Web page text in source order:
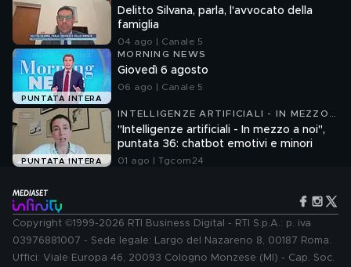
Delitto Silvana, parla, l'avvocato della
famiglia
04 ago | Canale 5
PUNTATA INTERA
MORNING NEWS
Giovedì 6 agosto
06 ago | Canale 5
PUNTATA INTERA
INTELLIGENZE ARTIFICIALI - IN MEZZO
A NOI
"Intelligenze artificiali - In mezzo a noi",
puntata 36: chatbot emotivi e minori
01 ago | Tgcom24
Copyright ©1999-2026 RTI Business Digital - RTI S.p.A.: p. iva
03976881007 - Sede legale: Largo del Nazareno 8, 00187 Roma.
Uffici: Viale Europa 46, 20093 Cologno Monzese (MI) - Cap. Soc.